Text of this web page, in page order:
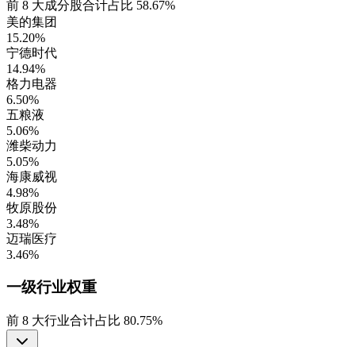
前 8 大成分股合计占比 58.67%
美的集团
15.20%
宁德时代
14.94%
格力电器
6.50%
五粮液
5.06%
潍柴动力
5.05%
海康威视
4.98%
牧原股份
3.48%
迈瑞医疗
3.46%
一级行业权重
前 8 大行业合计占比 80.75%